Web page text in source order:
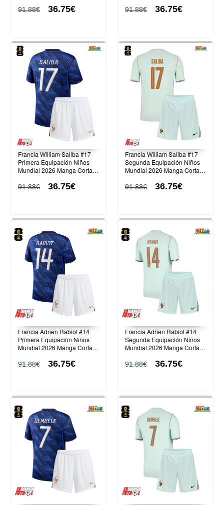
91.88€ 36.75€ 91.88€ 36.75€
Francia William Saliba #17
Primera Equipación Niños
Mundial 2026 Manga Corta
91.88€ 36.75€
Francia William Saliba #17
Segunda Equipación Niños
Mundial 2026 Manga Corta
91.88€ 36.75€
Francia Adrien Rabiot #14
Primera Equipación Niños
Mundial 2026 Manga Corta
91.88€ 36.75€
Francia Adrien Rabiot #14
Segunda Equipación Niños
Mundial 2026 Manga Corta
91.88€ 36.75€